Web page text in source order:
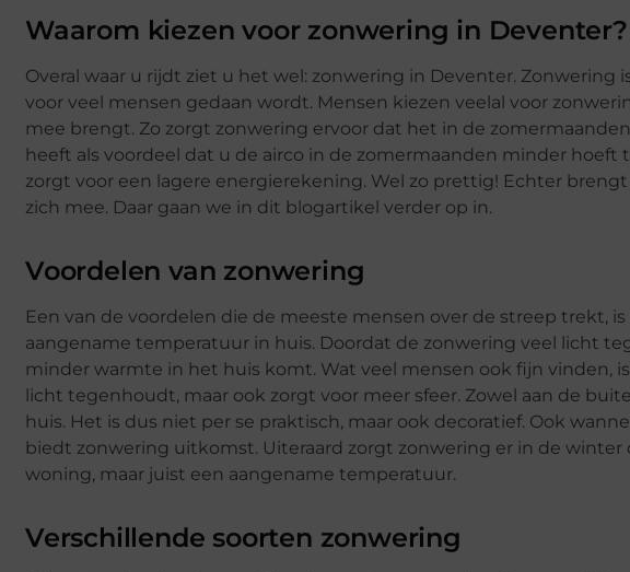
Waarom kiezen voor zonwering in Deventer?
Overal waar u rijdt ziet u het wel: zonwering in Deventer. Zonwering
voor veel mensen gedaan wordt. Mensen kiezen veelal voor
mee brengt. Zo zorgt zonwering ervoor dat het in de
heeft als voordeel dat u de airco in de zomermaanden minder
zorgt voor een lagere energierekening. Wel zo prettig! Echter
zich mee. Daar gaan we in dit blogartikel verder op in.
Voordelen van zonwering
Een van de voordelen die de meeste mensen over de streep trekt,
aangename temperatuur in huis. Doordat de zonwering veel licht
minder warmte in het huis komt. Wat veel mensen ook fijn vinden,
licht tegenhoudt, maar ook zorgt voor meer sfeer. Zowel aan de
huis. Het is dus niet per se praktisch, maar ook decoratief. Ook
biedt zonwering uitkomst. Uiteraard zorgt zonwering er in de
woning, maar juist een aangename temperatuur.
Verschillende soorten zonwering